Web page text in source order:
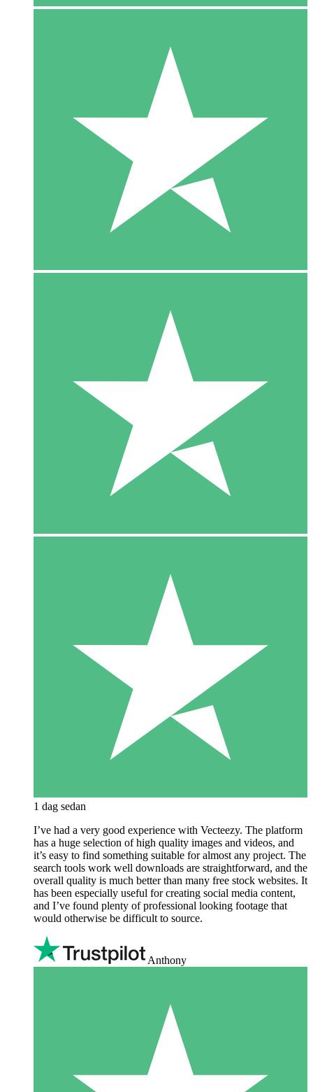
1 dag sedan
I’ve had a very good experience with Vecteezy. The platform
has a huge selection of high quality images and videos, and
it’s easy to find something suitable for almost any project. The
search tools work well downloads are straightforward, and the
overall quality is much better than many free stock websites. It
has been especially useful for creating social media content,
and I’ve found plenty of professional looking footage that
would otherwise be difficult to source.
Anthony